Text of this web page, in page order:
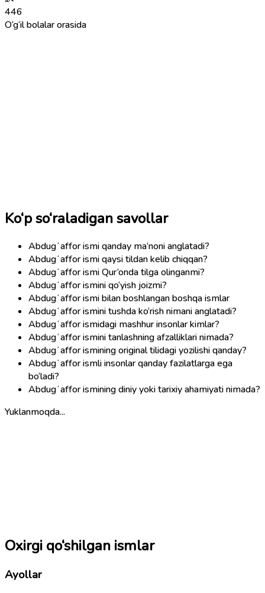
446
O‘g‘il bolalar orasida
Ko‘p so‘raladigan savollar
Abdugʻaffor ismi qanday ma’noni anglatadi?
Abdugʻaffor ismi qaysi tildan kelib chiqqan?
Abdugʻaffor ismi Qur’onda tilga olinganmi?
Abdugʻaffor ismini qo‘yish joizmi?
Abdugʻaffor ismi bilan boshlangan boshqa ismlar
Abdugʻaffor ismini tushda ko‘rish nimani anglatadi?
Abdugʻaffor ismidagi mashhur insonlar kimlar?
Abdugʻaffor ismini tanlashning afzalliklari nimada?
Abdugʻaffor ismining original tilidagi yozilishi qanday?
Abdugʻaffor ismli insonlar qanday fazilatlarga ega
bo‘ladi?
Abdugʻaffor ismining diniy yoki tarixiy ahamiyati nimada?
Yuklanmoqda...
Oxirgi qo‘shilgan ismlar
Ayollar